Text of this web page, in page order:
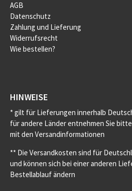
AGB
Datenschutz
Zahlung und Lieferung
Widerrufsrecht
Wie bestellen?
HINWEISE
* gilt für Lieferungen innerhalb
für andere Länder entnehmen Sie
mit den Versandinformationen
** Die Versandkosten sind für
und können sich bei einer anderen
Bestellablauf ändern